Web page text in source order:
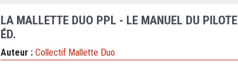
LA MALLETTE DUO PPL - LE MANUEL DU
ÉD.
Auteur : Collectif Mallette Duo